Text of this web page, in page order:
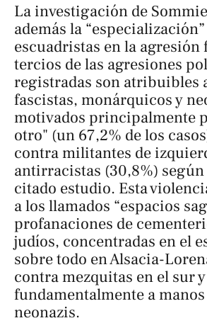
La investigación de
además la
escuadristas en la agresión
tercios de las agresiones
registradas son atribuibles
fascistas, monárquicos y
motivados principalmente
otro" (un 67,2% de los
contra militantes de
antirracistas (30,8%)
citado estudio. Esta
a los llamados “espacios
profanaciones de
judíos, concentradas en el
sobre todo en Alsacia-
contra mezquitas en el sur
fundamentalmente a
neonazis.